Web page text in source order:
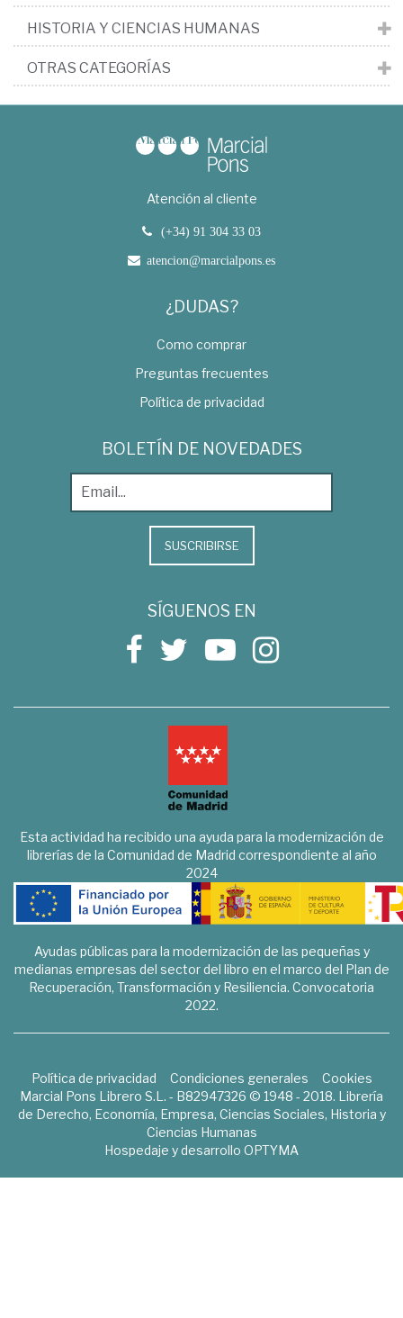
HISTORIA Y CIENCIAS HUMANAS
OTRAS CATEGORÍAS
Atención al cliente
(+34) 91 304 33 03
atencion@marcialpons.es
¿DUDAS?
Como comprar
Preguntas frecuentes
Política de privacidad
BOLETÍN DE NOVEDADES
SUSCRIBIRSE
SÍGUENOS EN
Esta actividad ha recibido una ayuda para la modernización de
librerías de la Comunidad de Madrid correspondiente al año
2024
Ayudas públicas para la modernización de las pequeñas y
medianas empresas del sector del libro en el marco del Plan de
Recuperación, Transformación y Resiliencia. Convocatoria
2022.
Política de privacidad Condiciones generales
Cookies
Marcial Pons Librero S.L. - B82947326 © 1948 - 2018. Librería
de Derecho, Economía, Empresa, Ciencias Sociales, Historia y
Ciencias Humanas
Hospedaje y desarrollo OPTYMA